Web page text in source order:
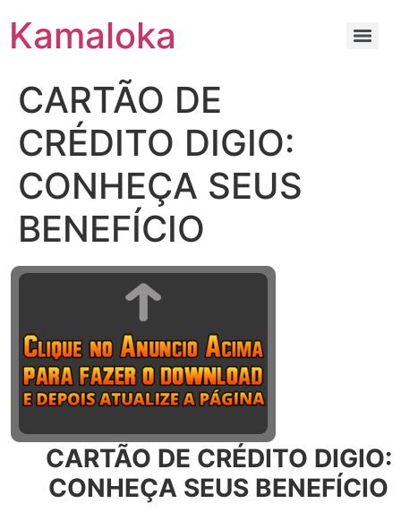
Kamaloka
CARTÃO DE
CRÉDITO DIGIO:
CONHEÇA SEUS
BENEFÍCIO
CARTÃO DE CRÉDITO DIGIO:
CONHEÇA SEUS BENEFÍCIO